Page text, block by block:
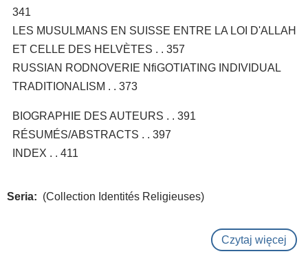
341
LES MUSULMANS EN SUISSE ENTRE LA LOI D'ALLAH
ET CELLE DES HELVÈTES . . 357
RUSSIAN RODNOVERIE NfiGOTIATING INDIVIDUAL
TRADITIONALISM . . 373
BIOGRAPHIE DES AUTEURS . . 391
RÉSUMÉS/ABSTRACTS . . 397
INDEX . . 411
Seria (Collection Identités Religieuses)
Czytaj więcej